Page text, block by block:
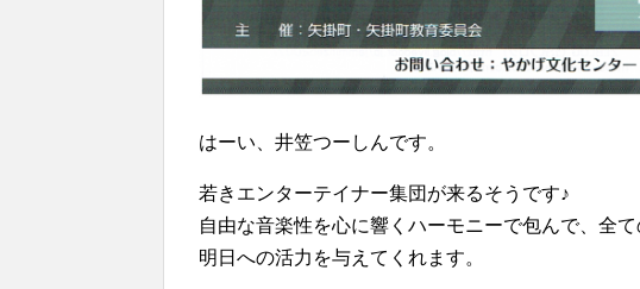
はーい、井笠つーしんです。
若きエンターテイナー集団が来るそうです♪
自由な音楽性を心に響くハーモニーで包んで、全て
明日への活力を与えてくれます。